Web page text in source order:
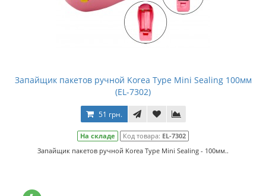
Запайщик пакетов ручной Korea Type Mini Sealing 100мм
(EL-7302)
51 грн.
На складе Код товара: EL-7302
Запайщик пакетов ручной Korea Type Mini Sealing - 100мм..